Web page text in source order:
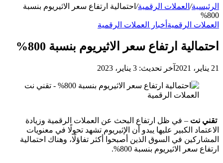
الرئيسية/ العملات الرقمية/ احتمالية ارتفاع سعر الاثيريوم بنسبة
800%
العملات الرقمية أخبار العملات الرقمية
احتمالية ارتفاع سعر الاثيريوم بنسبة 800%
21 يناير، 2021 آخر تحديث: 3 يناير، 2023
تقني نت – في ظل ارتفاع البحث عن العملات الرقمية وزيادة
الاعتماد الكبير عليها يبدو أن الإثيريوم تشهد تحولًا في معنويات
المشاركين في السوق الذين أصبحوا أكثر تفاؤلًا، وهناك احتمالية
ارتفاع سعر الاثيريوم بنسبة 800%.